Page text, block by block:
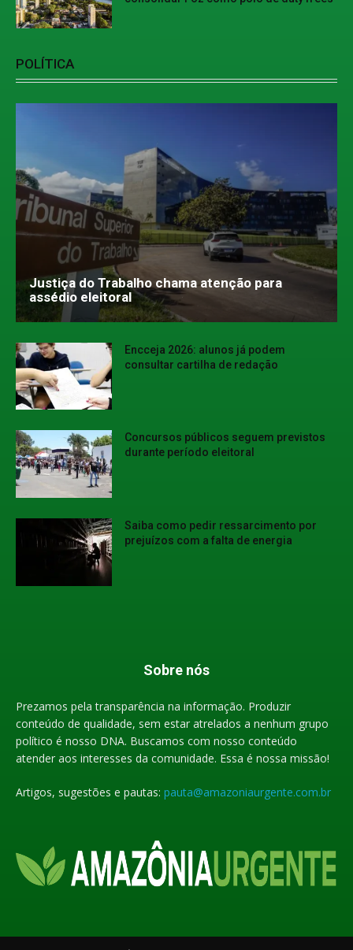
POLÍTICA
Justiça do Trabalho chama atenção para
assédio eleitoral
Encceja 2026: alunos já podem
consultar cartilha de redação
Concursos públicos seguem previstos
durante período eleitoral
Saiba como pedir ressarcimento por
prejuízos com a falta de energia
Sobre nós
Prezamos pela transparência na informação. Produzir
conteúdo de qualidade, sem estar atrelados a nenhum grupo
político é nosso DNA. Buscamos com nosso conteúdo
atender aos interesses da comunidade. Essa é nossa missão!
Artigos, sugestões e pautas: pauta@amazoniaurgente.com.br